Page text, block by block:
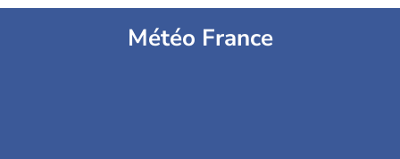
Météo France